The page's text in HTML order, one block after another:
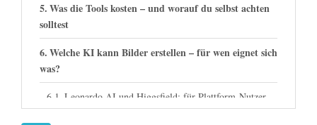
Was die Tools kosten – und worauf du selbst achten
solltest
Welche KI kann Bilder erstellen – für wen eignet sich
was?
Leonardo AI und Higgsfield: für Plattform-Nutzer